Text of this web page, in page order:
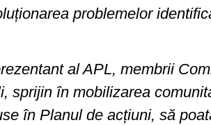
problemelor
al APL, membrii
sprijin în mobilizarea
în Planul de acțiuni, să